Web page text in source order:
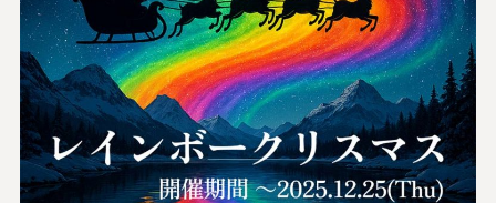
ビジネスパートナーの皆様へ
Microsoft Base Kanazawa
システムサポート胡蝶蘭オンラインショップ
事例紹介